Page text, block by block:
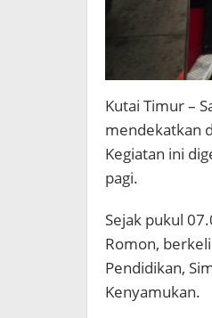
Kutai Timur –
mendekatkan
Kegiatan ini
pagi.
Sejak pukul
Romon,
Pendidikan,
Kenyamukan.